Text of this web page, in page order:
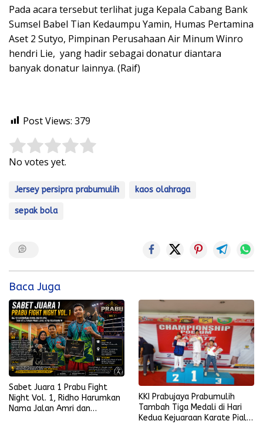
Pada acara tersebut terlihat juga Kepala Cabang Bank
Sumsel Babel Tian Kedaumpu Yamin, Humas Pertamina
Aset 2 Sutyo, Pimpinan Perusahaan Air Minum Winro
hendri Lie, yang hadir sebagai donatur diantara
banyak donatur lainnya. (Raif)
Post Views: 379
Rate this item:
No votes yet.
Jersey persipra prabumulih kaos olahraga
sepak bola
Baca Juga
Sabet Juara 1 Prabu Fight
Night Vol. 1, Ridho Harumkan
Nama Jalan Amri dan
KKI Prabujaya Prabumulih
Tambah Tiga Medali di Hari
Kedua Kejuaraan Karate Piala